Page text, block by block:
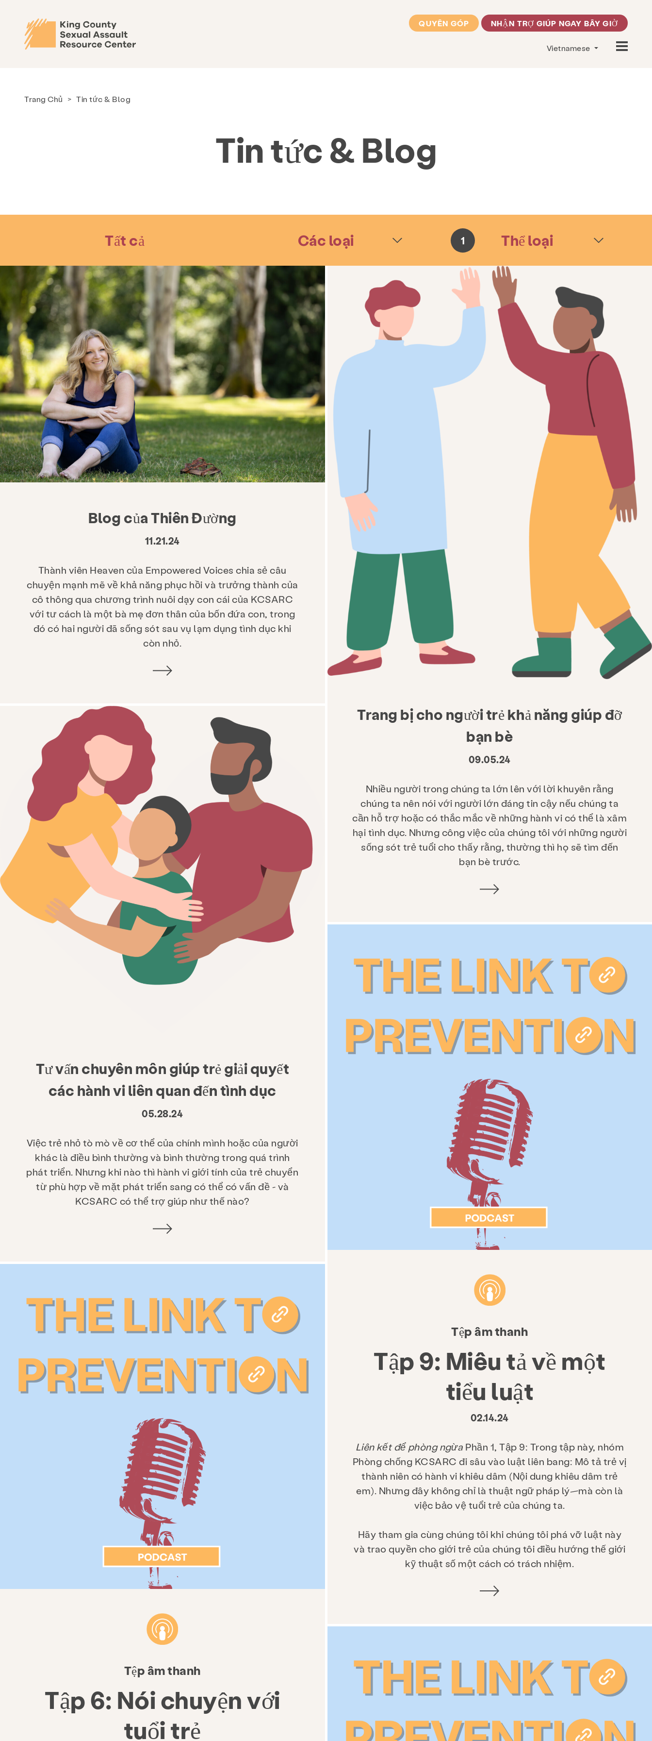
QUYÊN GÓP NHẬN TRỢ GIÚP NGAY BÂY GIỜ
Vietnamese
Tài nguyên Đưa cho Tham gia
Câu hỏi thường gặp
Trang Chủ > Tin tức & Blog
Tin tức & Blog
Tất cả Các loại 1 Thể loại
Blog của Thiên Đường
11.21.24
Thành viên Heaven của Empowered Voices chia sẻ câu
chuyện mạnh mẽ về khả năng phục hồi và trưởng thành của
cô thông qua chương trình nuôi dạy con cái của KCSARC
với tư cách là một bà mẹ đơn thân của bốn đứa con, trong
đó có hai người đã sống sót sau vụ lạm dụng tình dục khi
còn nhỏ.
Trang bị cho người trẻ khả năng giúp đỡ
bạn bè
09.05.24
Nhiều người trong chúng ta lớn lên với lời khuyên rằng
chúng ta nên nói với người lớn đáng tin cậy nếu chúng ta
cần hỗ trợ hoặc có thắc mắc về những hành vi có thể là xâm
hại tình dục. Nhưng công việc của chúng tôi với những người
sống sót trẻ tuổi cho thấy rằng, thường thì họ sẽ tìm đến
bạn bè trước.
Tư vấn chuyên môn giúp trẻ giải quyết
các hành vi liên quan đến tình dục
05.28.24
Việc trẻ nhỏ tò mò về cơ thể của chính mình hoặc của người
khác là điều bình thường và bình thường trong quá trình
phát triển. Nhưng khi nào thì hành vi giới tính của trẻ chuyển
từ phù hợp về mặt phát triển sang có thể có vấn đề - và
KCSARC có thể trợ giúp như thế nào?
Tệp âm thanh
Tập 9: Miêu tả về một
tiểu luật
02.14.24
Liên kết để phòng ngừa Phần 1, Tập 9: Trong tập này, nhóm
Phòng chống KCSARC đi sâu vào luật liên bang: Mô tả trẻ vị
thành niên có hành vi khiêu dâm (Nội dung khiêu dâm trẻ
em). Nhưng đây không chỉ là thuật ngữ pháp lý—mà còn là
việc bảo vệ tuổi trẻ của chúng ta.
Hãy tham gia cùng chúng tôi khi chúng tôi phá vỡ luật này
và trao quyền cho giới trẻ của chúng tôi điều hướng thế giới
kỹ thuật số một cách có trách nhiệm.
Tệp âm thanh
Tập 6: Nói chuyện với
tuổi trẻ